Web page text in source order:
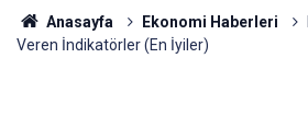
Anasayfa Ekonomi Haberleri
Veren İndikatörler (En İyiler)